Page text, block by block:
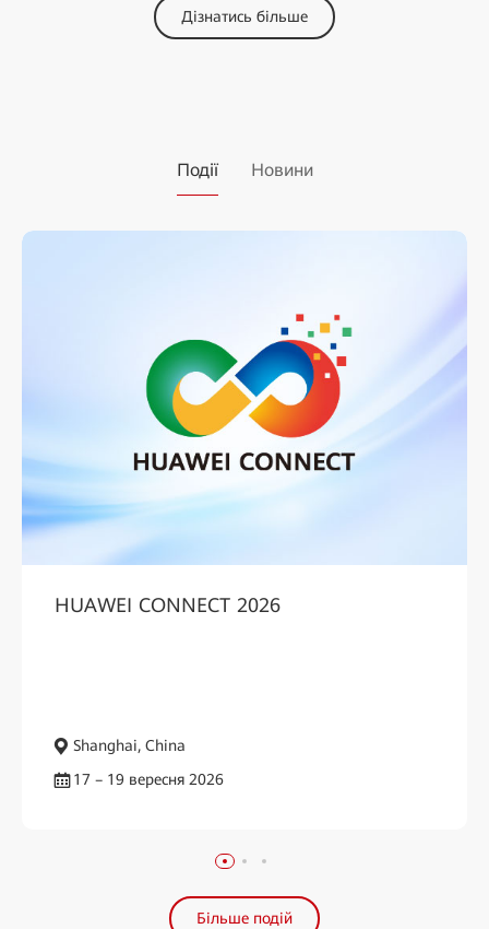
Дізнатись більше
Події Новини
HUAWEI CONNECT 2026
Shanghai, China
17 – 19 вересня 2026
Більше подій